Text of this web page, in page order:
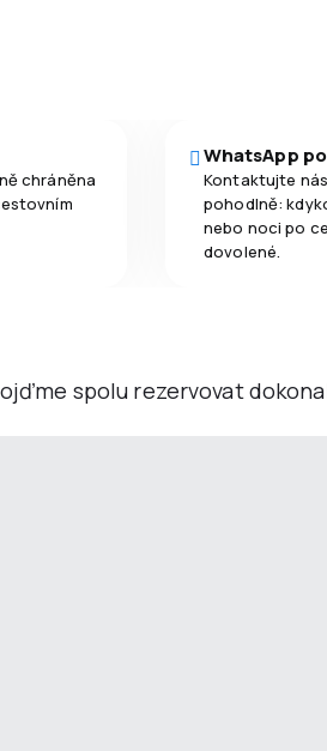
chráněna
WhatsApp
Kontaktujte
pohodlně:
nebo noci po
dovolené.
spolu rezervovat